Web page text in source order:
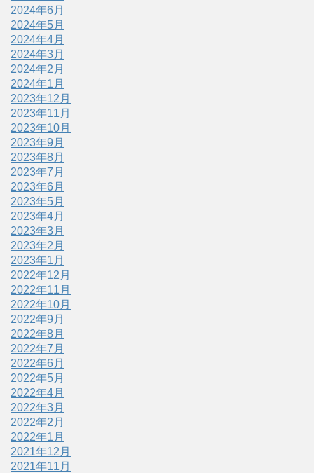
2024年6月
2024年5月
2024年4月
2024年3月
2024年2月
2024年1月
2023年12月
2023年11月
2023年10月
2023年9月
2023年8月
2023年7月
2023年6月
2023年5月
2023年4月
2023年3月
2023年2月
2023年1月
2022年12月
2022年11月
2022年10月
2022年9月
2022年8月
2022年7月
2022年6月
2022年5月
2022年4月
2022年3月
2022年2月
2022年1月
2021年12月
2021年11月